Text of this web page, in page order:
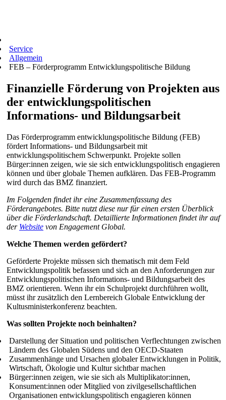
Service
Allgemein
FEB – Förderprogramm Entwicklungspolitische Bildung
Finanzielle Förderung von Projekten aus
der entwicklungspolitischen
Informations- und Bildungsarbeit
Das Förderprogramm entwicklungspolitische Bildung (FEB)
fördert Informations- und Bildungsarbeit mit
entwicklungspolitischem Schwerpunkt. Projekte sollen
Bürger:innen zeigen, wie sie sich entwicklungspolitisch engagieren
können und über globale Themen aufklären. Das FEB-Programm
wird durch das BMZ finanziert.
Im Folgenden findet ihr eine Zusammenfassung des
Förderangebotes. Bitte nutzt diese nur für einen ersten Überblick
über die Förderlandschaft. Detaillierte Informationen findet ihr auf
der Website von Engagement Global.
Welche Themen werden gefördert?
Geförderte Projekte müssen sich thematisch mit dem Feld
Entwicklungspolitik befassen und sich an den Anforderungen zur
Entwicklungspolitischen Informations- und Bildungsarbeit des
BMZ orientieren. Wenn ihr ein Schulprojekt durchführen wollt,
müsst ihr zusätzlich den Lernbereich Globale Entwicklung der
Kultusministerkonferenz beachten.
Was sollten Projekte noch beinhalten?
Darstellung der Situation und politischen Verflechtungen zwischen
Ländern des Globalen Südens und den OECD-Staaten
Zusammenhänge und Ursachen globaler Entwicklungen in Politik,
Wirtschaft, Ökologie und Kultur sichtbar machen
Bürger:innen zeigen, wie sie sich als Multiplikator:innen,
Konsument:innen oder Mitglied von zivilgesellschaftlichen
Organisationen entwicklungspolitisch engagieren können